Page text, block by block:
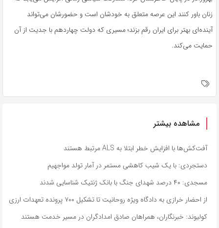
زنان باور کنند این عرصه متعلق به خودشان است و حضورشان می‌تواند
آینده‌ای بهتر برای ایران رقم بزند؛ مسیری که دولت چهاردهم با جدیت از آن
حمایت می‌کند.
مشاهده بیشتر
آفت‌کش‌ها با افزایش خطر ابتلا به ALS مرتبط هستند
دستجردی: با یک شیب کاهشی مستمر در آمار تولد مواجهیم
مسجدی: ۴۰ درصد شهدای جنگ با بانک ژنتیک شناسایی شدند
از احضار خرازی به دادگاه ویژه روحانیت تا تشکیل ۷۰۰ پرونده تعهدات ارزی
کولیوند: خبرنگاران، همراهان صادق امدادگران در مسیر خدمت هستند